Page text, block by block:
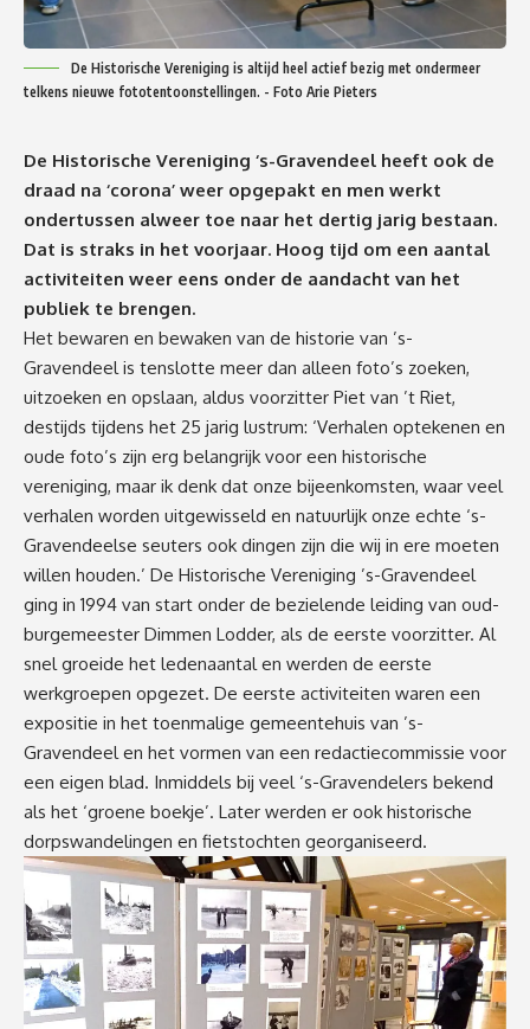
De Historische Vereniging is altijd heel actief bezig met ondermeer
telkens nieuwe fototentoonstellingen. - Foto Arie Pieters
De Historische Vereniging ‘s-Gravendeel heeft ook de
draad na ‘corona’ weer opgepakt en men werkt
ondertussen alweer toe naar het dertig jarig bestaan.
Dat is straks in het voorjaar. Hoog tijd om een aantal
activiteiten weer eens onder de aandacht van het
publiek te brengen.
Het bewaren en bewaken van de historie van ’s-
Gravendeel is tenslotte meer dan alleen foto’s zoeken,
uitzoeken en opslaan, aldus voorzitter Piet van ’t Riet,
destijds tijdens het 25 jarig lustrum: ‘Verhalen optekenen en
oude foto’s zijn erg belangrijk voor een historische
vereniging, maar ik denk dat onze bijeenkomsten, waar veel
verhalen worden uitgewisseld en natuurlijk onze echte ‘s-
Gravendeelse seuters ook dingen zijn die wij in ere moeten
willen houden.’ De Historische Vereniging ’s-Gravendeel
ging in 1994 van start onder de bezielende leiding van oud-
burgemeester Dimmen Lodder, als de eerste voorzitter. Al
snel groeide het ledenaantal en werden de eerste
werkgroepen opgezet. De eerste activiteiten waren een
expositie in het toenmalige gemeentehuis van ’s-
Gravendeel en het vormen van een redactiecommissie voor
een eigen blad. Inmiddels bij veel ‘s-Gravendelers bekend
als het ‘groene boekje’. Later werden er ook historische
dorpswandelingen en fietstochten georganiseerd.